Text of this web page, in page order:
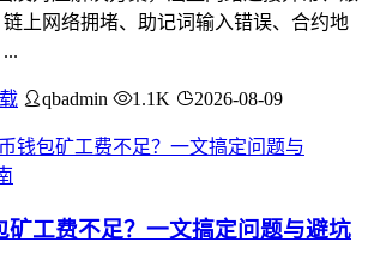
上网络拥堵、助记词输入错误、合约地
qbadmin 1.1K 2026-08-09
矿工费不足？一文搞定问题与避坑